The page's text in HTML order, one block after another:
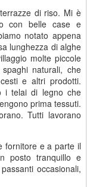
di riso. Mi è
con belle case e
notato appena
lunghezza di alghe
molte piccole
naturali, che
e altri prodotti.
i telai di legno che
prima tessuti.
Tutti lavorano
fornitore e a parte il
posto tranquillo e
occasionali,